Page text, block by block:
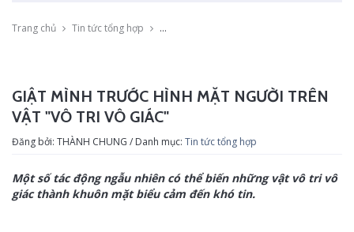
Trang chủ Tin tức tổng hợp Giật mình trước hình mặt người trên vật
GIẬT MÌNH TRƯỚC HÌNH MẶT NGƯỜI TRÊN
VẬT "VÔ TRI VÔ GIÁC"
Đăng bởi: THÀNH CHUNG / Danh mục: Tin tức tổng hợp
Một số tác động ngẫu nhiên có thể biến những vật vô tri vô
giác thành khuôn mặt biểu cảm đến khó tin.